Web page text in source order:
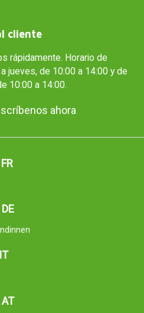
cliente
rápidamente. Horario de
jueves, de 10:00 a 14:00 y de
10:00 a 14:00.
ahora